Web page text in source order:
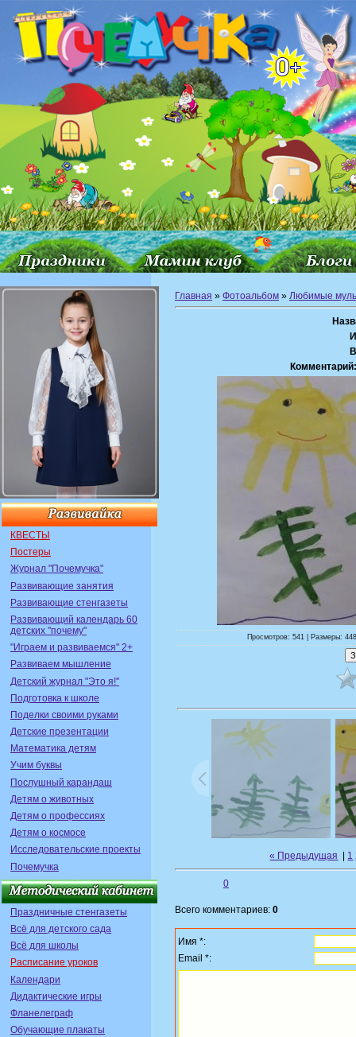
КВЕСТЫ
Постеры
Журнал "Почемучка"
Развивающие занятия
Развивающие стенгазеты
Развивающий календарь 60
детских "почему"
"Играем и развиваемся" 2+
Развиваем мышление
Детский журнал "Это я!"
Подготовка к школе
Поделки своими руками
Детские презентации
Математика детям
Учим буквы
Послушный карандаш
Детям о животных
Детям о профессиях
Детям о космосе
Исследовательские проекты
Почемучка
Праздничные стенгазеты
Всё для детского сада
Всё для школы
Расписание уроков
Календари
Дидактические игры
Фланелеграф
Обучающие плакаты
Главная » Фотоальбом » Любимые
Комментарий:
Просмотров: 541 | Размеры:
« Предыдущая 1
0
Всего комментариев: 0
Имя *:
Email *: